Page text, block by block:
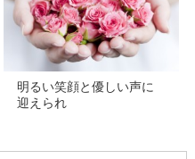
明るい笑顔と優しい声に
迎えられ